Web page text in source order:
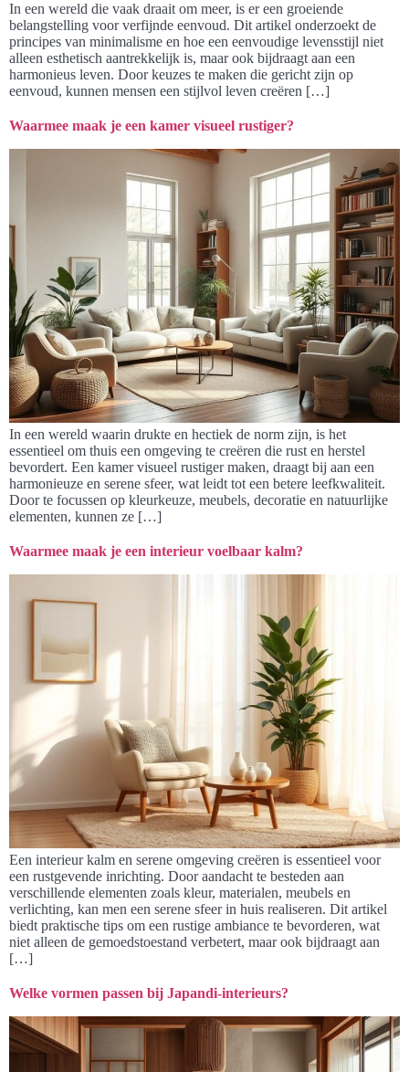
In een wereld die vaak draait om meer, is er een groeiende
belangstelling voor verfijnde eenvoud. Dit artikel onderzoekt de
principes van minimalisme en hoe een eenvoudige levensstijl niet
alleen esthetisch aantrekkelijk is, maar ook bijdraagt aan een
harmonieus leven. Door keuzes te maken die gericht zijn op
eenvoud, kunnen mensen een stijlvol leven creëren […]
Waarmee maak je een kamer visueel rustiger?
In een wereld waarin drukte en hectiek de norm zijn, is het
essentieel om thuis een omgeving te creëren die rust en herstel
bevordert. Een kamer visueel rustiger maken, draagt bij aan een
harmonieuze en serene sfeer, wat leidt tot een betere leefkwaliteit.
Door te focussen op kleurkeuze, meubels, decoratie en natuurlijke
elementen, kunnen ze […]
Waarmee maak je een interieur voelbaar kalm?
Een interieur kalm en serene omgeving creëren is essentieel voor
een rustgevende inrichting. Door aandacht te besteden aan
verschillende elementen zoals kleur, materialen, meubels en
verlichting, kan men een serene sfeer in huis realiseren. Dit artikel
biedt praktische tips om een rustige ambiance te bevorderen, wat
niet alleen de gemoedstoestand verbetert, maar ook bijdraagt aan
[…]
Welke vormen passen bij Japandi-interieurs?